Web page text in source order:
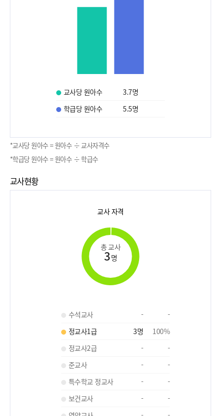
교사당 원아수 3.7명
학급당 원아수
5.5명
*교사당 원아수 = 원아수 ÷ 교사자격수
*학급당 원아수 = 원아수 ÷ 학급수
교사현황
교사 자격
총 교사
3명
수석교사 -
-
정교사1급
3명 100%
정교사2급
-
-
준교사
-
-
특수학교 정교사
-
-
보건교사
-
-